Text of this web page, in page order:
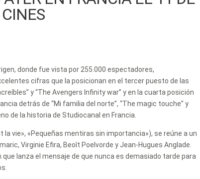
donde fue vista por 255.000 espectadores,
cifras que la posicionan en el tercer puesto de las
y “The Avengers Infinity war” y en la cuarta posición
detrás de “Mi familia del norte”, “The magic touche” y
de la historia de Studiocanal en Francia.
la vie», «Pequeñas mentiras sin importancia»), se reúne a un
Virginie Efira, Beoît Poelvorde y Jean-Hugues Anglade.
lanza el mensaje de que nunca es demasiado tarde para